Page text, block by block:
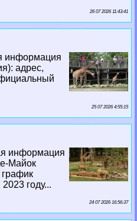
26 07 2026 11:43:41
информация
адрес,
25 07 2026 4:55:15
информация
Майок
году...
24 07 2026 16:56:37